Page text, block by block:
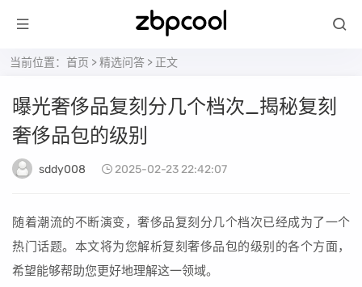
当前位置： 首页 >精选问答 > 正文
曝光奢侈品复刻分几个档次_揭秘复刻
奢侈品包的级别
sddy008 2025-02-23 22:42:07
随着潮流的不断演变，奢侈品复刻分几个档次已经成为了一个
热门话题。本文将为您解析复刻奢侈品包的级别的各个方面，
希望能够帮助您更好地理解这一领域。